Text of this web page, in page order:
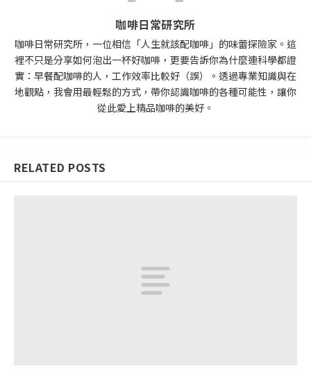
咖啡日常研究所
咖啡日常研究所，一位相信「人生就該配咖啡」的味蕾探險家。這
裡不只是分享如何泡出一杯好咖啡，更要告訴你為什麼連科學都證
實：早餐配咖啡的人，工作效率比較好（誤）。透過專業知識與在
地觀點，我會用最輕鬆的方式，帶你認識咖啡的各種可能性，讓你
從此愛上精品咖啡的美好。
RELATED POSTS